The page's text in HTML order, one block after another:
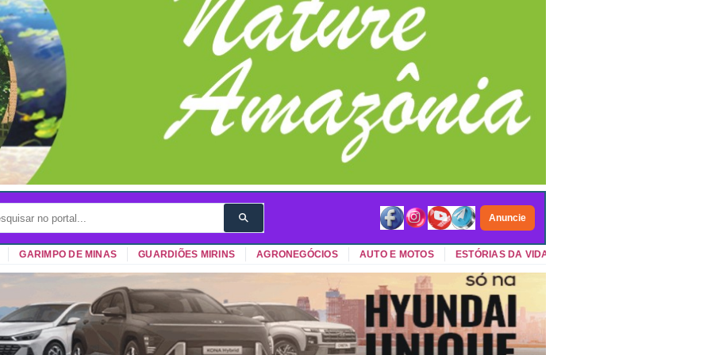
Anuncie
GARIMPO DE MINAS GUARDIÕES MIRINS AGRONEGÓCIOS AUTO E MOTOS ESTÓRIAS DA VIDA